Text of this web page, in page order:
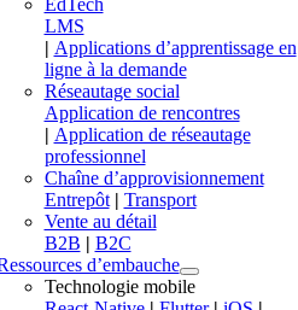
EdTech
LMS
| Applications d’apprentissage en
ligne à la demande
Réseautage social
Application de rencontres
| Application de réseautage
professionnel
Chaîne d’approvisionnement
Entrepôt| Transport
Vente au détail
B2B | B2C
d’embauche
Technologie mobile